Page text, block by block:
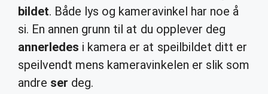
bildet. Både lys og kameravinkel har noe å
si. En annen grunn til at du opplever deg
annerledes i kamera er at speilbildet ditt er
speilvendt mens kameravinkelen er slik som
andre ser deg.